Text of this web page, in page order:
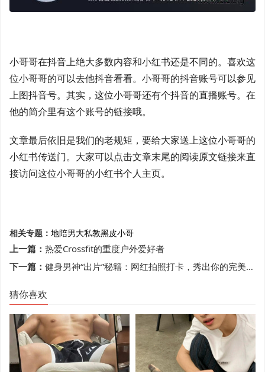
小哥哥在抖音上绝大多数内容和小红书还是不同的。喜欢这
位小哥哥的可以去他抖音看看。小哥哥的抖音账号可以参见
上图抖音号。其实，这位小哥哥还有个抖音的直播账号。在
他的简介里有这个账号的链接哦。
文章最后依旧是我们的老规矩，要给大家送上这位小哥哥的
小红书传送门。大家可以点击文章末尾的阅读原文链接来直
接访问这位小哥哥的小红书个人主页。
相关专题： 地陪男大私教黑皮小哥
上一篇： 热爱Crossfit的重度户外爱好者
下一篇： 健身男神“出片”秘籍：网红拍照打卡，秀出你的完美肌肉线条！
猜你喜欢